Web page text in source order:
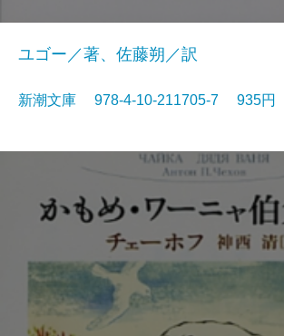
ユゴー／著、佐藤朔／訳
新潮文庫 978-4-10-211705-7 935円